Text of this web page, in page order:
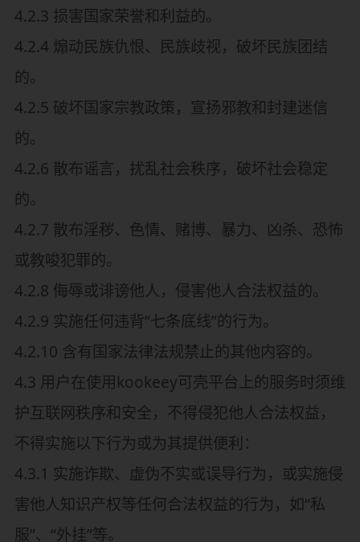
4.2.3 损害国家荣誉和利益的。
4.2.4 煽动民族仇恨、民族歧视，破坏民族团结
的。
4.2.5 破坏国家宗教政策，宣扬邪教和封建迷信
的。
4.2.6 散布谣言，扰乱社会秩序，破坏社会稳定
的。
4.2.7 散布淫秽、色情、赌博、暴力、凶杀、恐怖
或教唆犯罪的。
4.2.8 侮辱或诽谤他人，侵害他人合法权益的。
4.2.9 实施任何违背“七条底线”的行为。
4.2.10 含有国家法律法规禁止的其他内容的。
4.3 用户在使用kookeey可壳平台上的服务时须维
护互联网秩序和安全，不得侵犯他人合法权益，
不得实施以下行为或为其提供便利：
4.3.1 实施诈欺、虚伪不实或误导行为，或实施侵
害他人知识产权等任何合法权益的行为，如“私
服”、“外挂”等。